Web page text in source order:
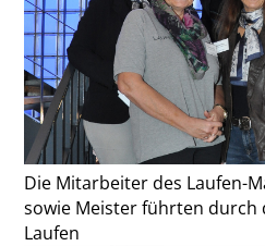
Die Mitarbeiter des Laufen-
sowie Meister führten durch
Laufen